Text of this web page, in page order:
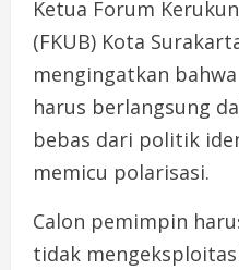
Ketua Forum
(FKUB) Kota
mengingatkan
harus berlangsung
bebas dari politik
memicu polarisasi.
Calon pemimpin
tidak